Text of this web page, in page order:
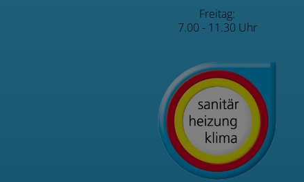
Freitag:
7.00 - 11.30 Uhr